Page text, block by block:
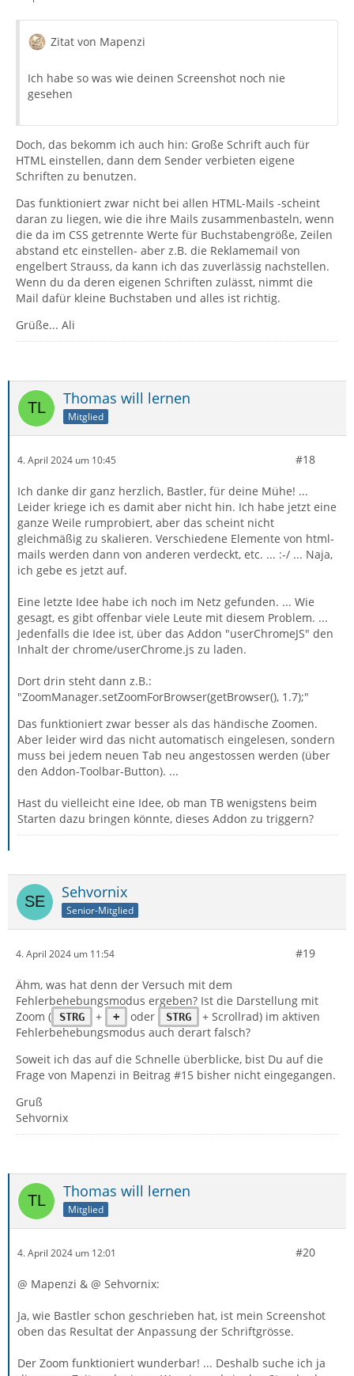
Zitat von Mapenzi
Ich habe so was wie deinen Screenshot noch nie
gesehen
Doch, das bekomm ich auch hin: Große Schrift auch für
HTML einstellen, dann dem Sender verbieten eigene
Schriften zu benutzen.
Das funktioniert zwar nicht bei allen HTML-Mails -scheint
daran zu liegen, wie die ihre Mails zusammenbasteln, wenn
die da im CSS getrennte Werte für Buchstabengröße, Zeilen
abstand etc einstellen- aber z.B. die Reklamemail von
engelbert Strauss, da kann ich das zuverlässig nachstellen.
Wenn du da deren eigenen Schriften zulässt, nimmt die
Mail dafür kleine Buchstaben und alles ist richtig.
Grüße... Ali
Thomas will lernen
Mitglied
4. April 2024 um 10:45 #18
Ich danke dir ganz herzlich, Bastler, für deine Mühe! ...
Leider kriege ich es damit aber nicht hin. Ich habe jetzt eine
ganze Weile rumprobiert, aber das scheint nicht
gleichmäßig zu skalieren. Verschiedene Elemente von html-
mails werden dann von anderen verdeckt, etc. ... :-/ ... Naja,
ich gebe es jetzt auf.
Eine letzte Idee habe ich noch im Netz gefunden. ... Wie
gesagt, es gibt offenbar viele Leute mit diesem Problem. ...
Jedenfalls die Idee ist, über das Addon "userChromeJS" den
Inhalt der chrome/userChrome.js zu laden.
Dort drin steht dann z.B.:
"ZoomManager.setZoomForBrowser(getBrowser(), 1.7);"
Das funktioniert zwar besser als das händische Zoomen.
Aber leider wird das nicht automatisch eingelesen, sondern
muss bei jedem neuen Tab neu angestossen werden (über
den Addon-Toolbar-Button). ...
Hast du vielleicht eine Idee, ob man TB wenigstens beim
Starten dazu bringen könnte, dieses Addon zu triggern?
Sehvornix
Senior-Mitglied
4. April 2024 um 11:54 #19
Ähm, was hat denn der Versuch mit dem
Fehlerbehebungsmodus ergeben? Ist die Darstellung mit
Zoom (
STRG + + oder STRG
+ Scrollrad) im aktiven
Fehlerbehebungsmodus auch derart falsch?
Soweit ich das auf die Schnelle überblicke, bist Du auf die
Frage von Mapenzi in Beitrag #15 bisher nicht eingegangen.
Gruß
Sehvornix
Thomas will lernen
Mitglied
4. April 2024 um 12:01 #20
@ Mapenzi & @ Sehvornix:
Ja, wie Bastler schon geschrieben hat, ist mein Screenshot
oben das Resultat der Anpassung der Schriftgrösse.
Der Zoom funktioniert wunderbar! ... Deshalb suche ich ja